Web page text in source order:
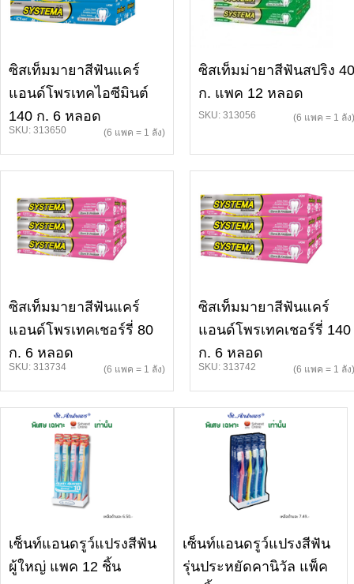
ซิสเท็มมายาสีฟันแคร์
แอนด์โพรเทคไอซีมินต์
140 ก. 6 หลอด
SKU: 313650 (6 แพค = 1 ลัง)
ซิสเท็มม่ายาสีฟันสปริง 40
ก. แพค 12 หลอด
SKU: 313056 (6 แพค = 1 ลัง)
ซิสเท็มมายาสีฟันแคร์
แอนด์โพรเทคเชอร์รี่ 80
ก. 6 หลอด
SKU: 313734 (6 แพค = 1 ลัง)
ซิสเท็มมายาสีฟันแคร์
แอนด์โพรเทคเชอร์รี่ 140
ก. 6 หลอด
SKU: 313742 (6 แพค = 1 ลัง)
เซ็นท์แอนดรูว์แปรงสีฟัน
ผู้ใหญ่ แพค 12 ชิ้น
เซ็นท์แอนดรูว์แปรงสีฟัน
รุ่นประหยัดคานิวัล แพ็ค